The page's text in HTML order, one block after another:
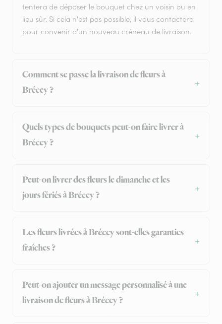
tentera de déposer le bouquet chez un voisin ou en
lieu sûr. Si cela n'est pas possible, il vous contactera
pour convenir d'un nouveau créneau de livraison.
Comment se passe la livraison de fleurs à
Brécey ?
Quels types de bouquets peut-on faire livrer à
Brécey ?
Peut-on livrer des fleurs le dimanche et les
jours fériés à Brécey ?
Les fleurs livrées à Brécey sont-elles garanties
fraîches ?
Peut-on ajouter un message personnalisé à une
livraison de fleurs à Brécey ?